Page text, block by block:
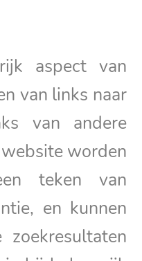
aspect van
van links naar
van andere
worden
teken van
en kunnen